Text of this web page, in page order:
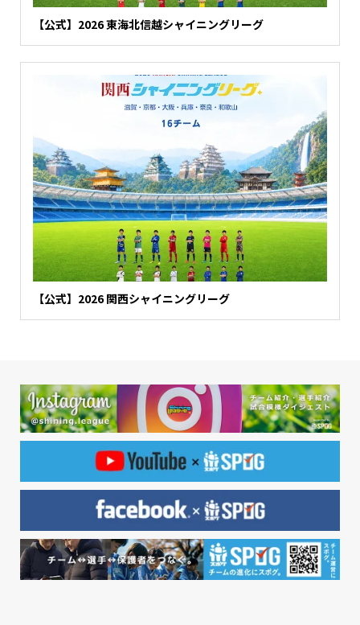
【公式】2026 東海北信越シャイニングリーグ
【公式】2026 関西シャイニングリーグ